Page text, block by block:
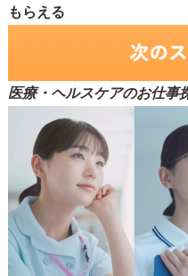
もらえる
医療・ヘルスケアのお仕事